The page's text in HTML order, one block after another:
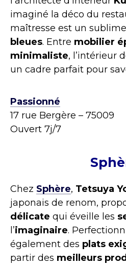
imaginé la déco du
maîtresse est un sublime
bleues. Entre mobilier
minimaliste, l’intérieur
un cadre parfait pour
Passionné
17 rue Bergère – 75009
Ouvert 7j/7
Chez Sphère, Tetsuya
japonais de renom,
délicate qui éveille les
l’imaginaire.
également des plats
partir des meilleurs